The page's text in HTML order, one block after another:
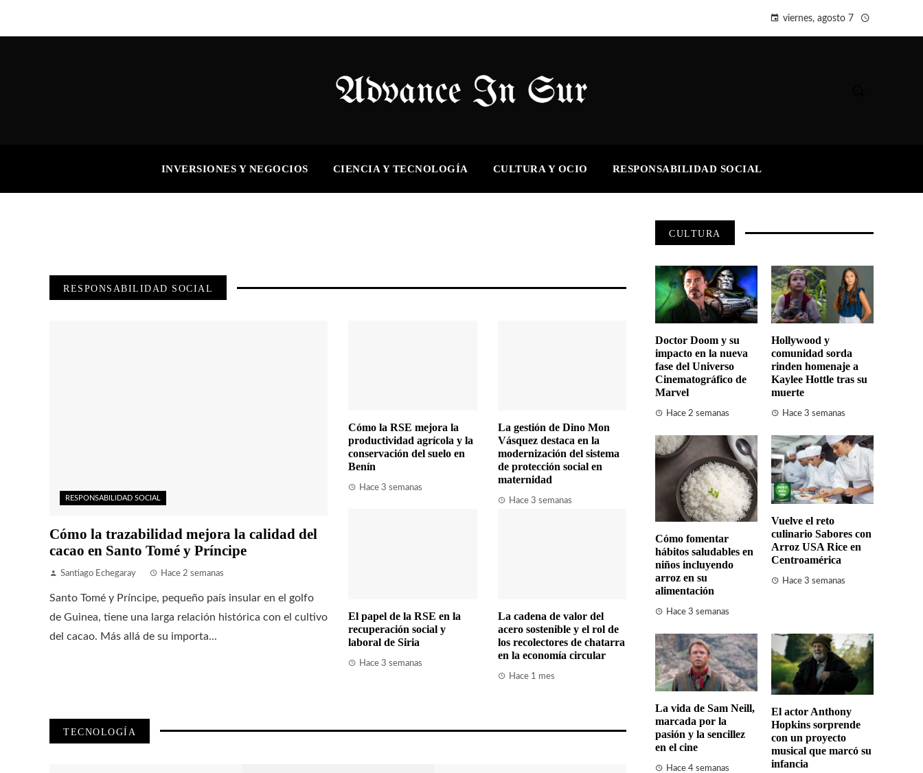
viernes, agosto 7
INVERSIONES Y NEGOCIOS CIENCIA Y TECNOLOGÍA CULTURA Y OCIO RESPONSABILIDAD SOCIAL
RESPONSABILIDAD SOCIAL
RESPONSABILIDAD SOCIAL
Cómo la trazabilidad mejora la calidad del
cacao en Santo Tomé y Príncipe
Santiago Echegaray Hace 2 semanas
Santo Tomé y Príncipe, pequeño país insular en el golfo
de Guinea, tiene una larga relación histórica con el cultivo
del cacao. Más allá de su importa...
Cómo la RSE mejora la
productividad agrícola y la
conservación del suelo en
Benín
Hace 3 semanas
La gestión de Dino Mon
Vásquez destaca en la
modernización del sistema
de protección social en
maternidad
Hace 3 semanas
El papel de la RSE en la
recuperación social y
laboral de Siria
Hace 3 semanas
La cadena de valor del
acero sostenible y el rol de
los recolectores de chatarra
en la economía circular
Hace 1 mes
TECNOLOGÍA
CULTURA
Doctor Doom y su
impacto en la nueva
fase del Universo
Cinematográfico de
Marvel
Hace 2 semanas
Hollywood y
comunidad sorda
rinden homenaje a
Kaylee Hottle tras su
muerte
Hace 3 semanas
Cómo fomentar
hábitos saludables en
niños incluyendo
arroz en su
alimentación
Hace 3 semanas
Vuelve el reto
culinario Sabores con
Arroz USA Rice en
Centroamérica
Hace 3 semanas
La vida de Sam Neill,
marcada por la
pasión y la sencillez
en el cine
Hace 4 semanas
El actor Anthony
Hopkins sorprende
con un proyecto
musical que marcó su
infancia